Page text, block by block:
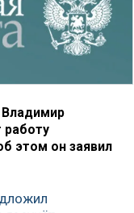
работу
этом он заявил